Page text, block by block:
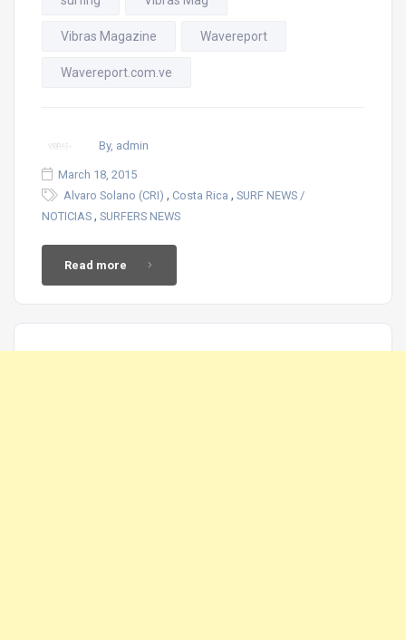
Vibras Magazine Wavereport
Wavereport.com.ve
By, admin
March 18, 2015
Alvaro Solano (CRI) , Costa Rica , SURF NEWS /
NOTICIAS , SURFERS NEWS
Read more